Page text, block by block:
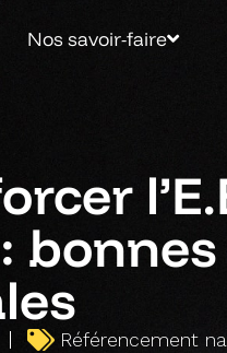
Nos savoir-faire
Référencement